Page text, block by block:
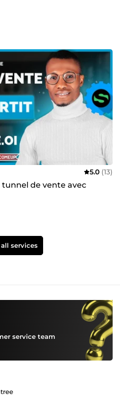
5.0 (13)
de vente avec
services
service team